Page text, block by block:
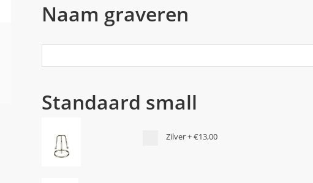
Naam graveren
Standaard small
Zilver+€13,00